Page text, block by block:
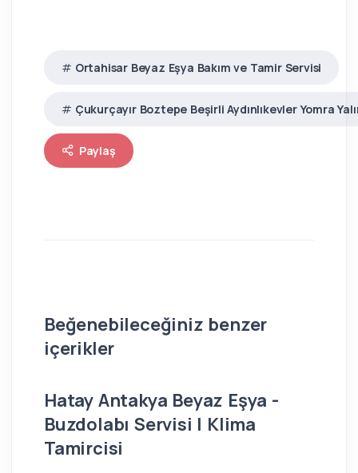
Ortahisar Beyaz Eşya Bakım ve Tamir Servisi
Çukurçayır Boztepe Beşirli Aydınlıkevler Yomra
Paylaş
Beğenebileceğiniz benzer
içerikler
Hatay Antakya Beyaz Eşya -
Buzdolabı Servisi | Klima
Tamircisi